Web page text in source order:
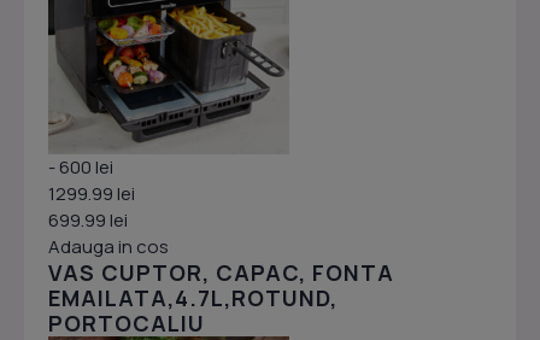
- 600 lei
1299.99 lei
699.99 lei
Adauga in cos
VAS CUPTOR, CAPAC, FONTA
EMAILATA,4.7L,ROTUND,
PORTOCALIU